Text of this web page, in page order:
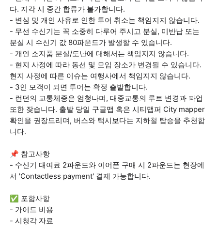
다. 지각 시 중간 합류가 불가합니다.
- 변심 및 개인 사유로 인한 투어 취소는 책임지지 않습니다.
- 무선 수신기는 꼭 소중히 다루어 주시고 분실, 미반납 또는
분실 시 수신기 값 80파운드가 발생할 수 있습니다.
- 개인 소지품 분실/도난에 대해서는 책임지지 않습니다.
- 현지 사정에 따라 동선 및 모임 장소가 변경될 수 있습니다.
현지 사정에 따른 이슈는 여행사에서 책임지지 않습니다.
- 3인 모객이 되면 투어는 확정 출발합니다.
- 런던의 교통체증은 엄청나며, 대중교통의 루트 변경과 파업
또한 잦습니다. 출발 당일 구글맵 혹은 시티맵퍼 City mapper
확인을 권장드리며, 버스와 택시보다는 지하철 탑승을 추천합
니다.
📌 참고사항
- 수신기 대여료 2파운드와 이어폰 구매 시 2파운드는 현장에
서 'Contactless payment' 결제 가능합니다.
✅ 포함사항
- 가이드 비용
- 시청각 자료